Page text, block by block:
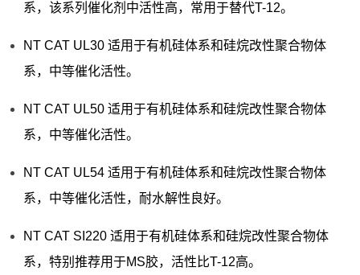
系，该系列催化剂中活性高，常用于替代T-12。
NT CAT UL30 适用于有机硅体系和硅烷改性聚合物体
系，中等催化活性。
NT CAT UL50 适用于有机硅体系和硅烷改性聚合物体
系，中等催化活性。
NT CAT UL54 适用于有机硅体系和硅烷改性聚合物体
系，中等催化活性，耐水解性良好。
NT CAT SI220 适用于有机硅体系和硅烷改性聚合物体
系，特别推荐用于MS胶，活性比T-12高。